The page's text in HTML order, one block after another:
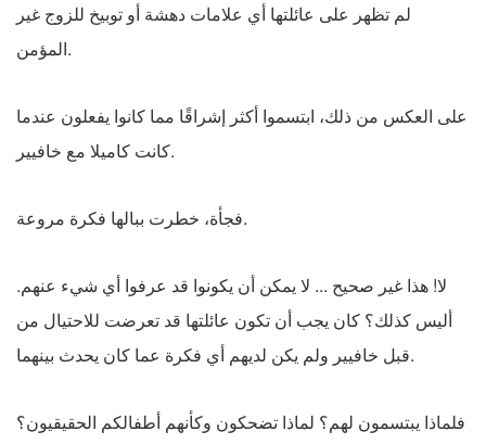
لم تظهر على عائلتها أي علامات دهشة أو توبيخ للزوج غير
المؤمن.
على العكس من ذلك، ابتسموا أكثر إشراقًا مما كانوا يفعلون عندما
كانت كاميلا مع خافيير.
فجأة، خطرت ببالها فكرة مروعة.
لا! هذا غير صحيح ... لا يمكن أن يكونوا قد عرفوا أي شيء عنهم.
أليس كذلك؟ كان يجب أن تكون عائلتها قد تعرضت للاحتيال من
قبل خافيير ولم يكن لديهم أي فكرة عما كان يحدث بينهما.
فلماذا يبتسمون لهم؟ لماذا تضحكون وكأنهم أطفالكم الحقيقيون؟